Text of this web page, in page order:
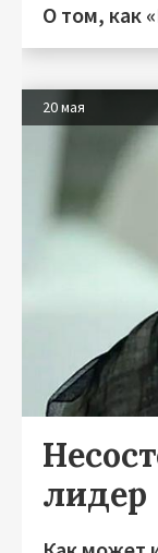
О том, как
20 мая
лидер